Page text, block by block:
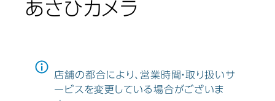
あさひカメラ
店舗の都合により、営業時間・取り扱いサ
ービスを変更している場合がございま